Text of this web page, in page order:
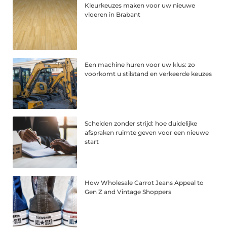
Kleurkeuzes maken voor uw nieuwe
vloeren in Brabant
Een machine huren voor uw klus: zo
voorkomt u stilstand en verkeerde keuzes
Scheiden zonder strijd: hoe duidelijke
afspraken ruimte geven voor een nieuwe
start
How Wholesale Carrot Jeans Appeal to
Gen Z and Vintage Shoppers